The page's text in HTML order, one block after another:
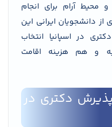
محیط آرام برای انجام
دانشجویان ایرانی این
در اسپانیا انتخاب
و هم هزینه اقامت
دکتری در